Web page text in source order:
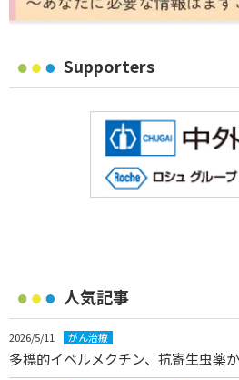
Supporters
人気記事
2026/5/11 がん治療
多標的イベルメクチン、抗寄生虫薬